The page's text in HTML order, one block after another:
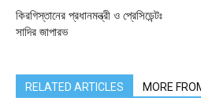
কিরগিস্তানের প্রধানমন্ত্রী ও প্রেসিডেন্টঃ
সাদির জাপারভ
RELATED ARTICLES MORE